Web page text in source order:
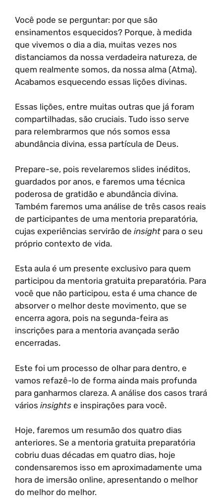
Você pode se perguntar: por que são
ensinamentos esquecidos? Porque, à medida
que vivemos o dia a dia, muitas vezes nos
distanciamos da nossa verdadeira natureza, de
quem realmente somos, da nossa alma (Atma).
Acabamos esquecendo essas lições divinas.
Essas lições, entre muitas outras que já foram
compartilhadas, são cruciais. Tudo isso serve
para relembrarmos que nós somos essa
abundância divina, essa partícula de Deus.
Prepare-se, pois revelaremos slides inéditos,
guardados por anos, e faremos uma técnica
poderosa de gratidão e abundância divina.
Também faremos uma análise de três casos reais
de participantes de uma mentoria preparatória,
cujas experiências servirão de insight para o seu
próprio contexto de vida.
Esta aula é um presente exclusivo para quem
participou da mentoria gratuita preparatória. Para
você que não participou, esta é uma chance de
absorver o melhor deste movimento, que se
encerra agora, pois na segunda-feira as
inscrições para a mentoria avançada serão
encerradas.
Este foi um processo de olhar para dentro, e
vamos refazê-lo de forma ainda mais profunda
para ganharmos clareza. A análise dos casos trará
vários insights e inspirações para você.
Hoje, faremos um resumão dos quatro dias
anteriores. Se a mentoria gratuita preparatória
cobriu duas décadas em quatro dias, hoje
condensaremos isso em aproximadamente uma
hora de imersão online, apresentando o melhor
do melhor do melhor.